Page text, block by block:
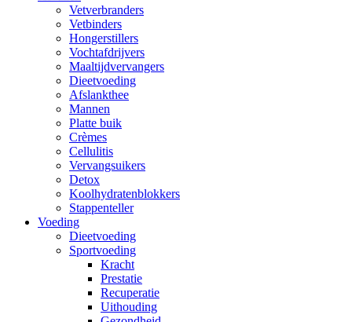
Vetverbranders
Vetbinders
Hongerstillers
Vochtafdrijvers
Maaltijdvervangers
Dieetvoeding
Afslankthee
Mannen
Platte buik
Crèmes
Cellulitis
Vervangsuikers
Detox
Koolhydratenblokkers
Stappenteller
Voeding
Dieetvoeding
Sportvoeding
Kracht
Prestatie
Recuperatie
Uithouding